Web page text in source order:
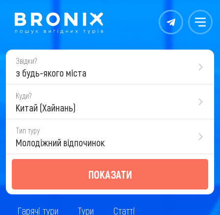
Контакты Меню
Звідки?
з будь-якого міста
Куди?
Китай (Хайнань)
Тип туру
Молодіжний відпочинок
ПОКАЗАТИ
Гарячі тури Тури Статті